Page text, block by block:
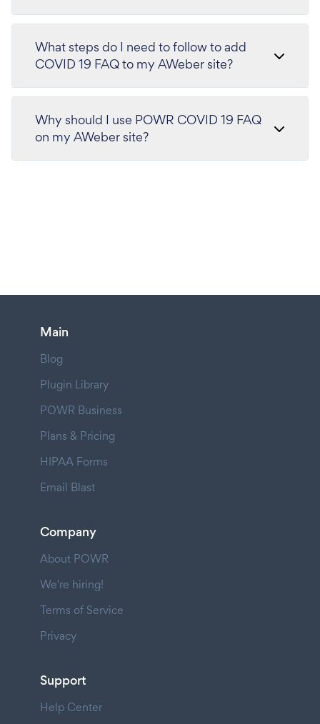
What steps do I need to follow to add
COVID 19 FAQ to my AWeber site?
Why should I use POWR COVID 19 FAQ
on my AWeber site?
Main
Blog
Plugin Library
POWR Business
Plans & Pricing
HIPAA Forms
Email Blast
Company
About POWR
We're hiring!
Terms of Service
Privacy
Support
Help Center